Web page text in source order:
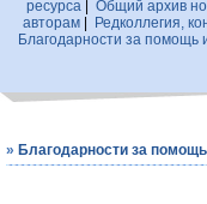
ресурса
Общий архив
авторам| Редколлегия,
Благодарности за помощь
» Благодарности за